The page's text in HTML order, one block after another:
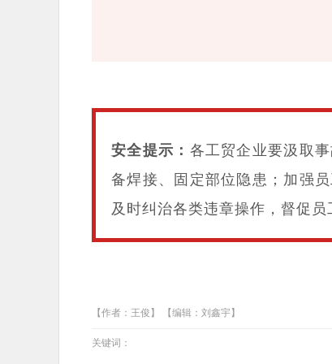
安全提示： 各工贸企业要汲取
备焊接、固定部位隐患；加强
及时纠治各类违章操作，督促
【作者：王俊】 【编辑：刘鑫宇】
关键词：